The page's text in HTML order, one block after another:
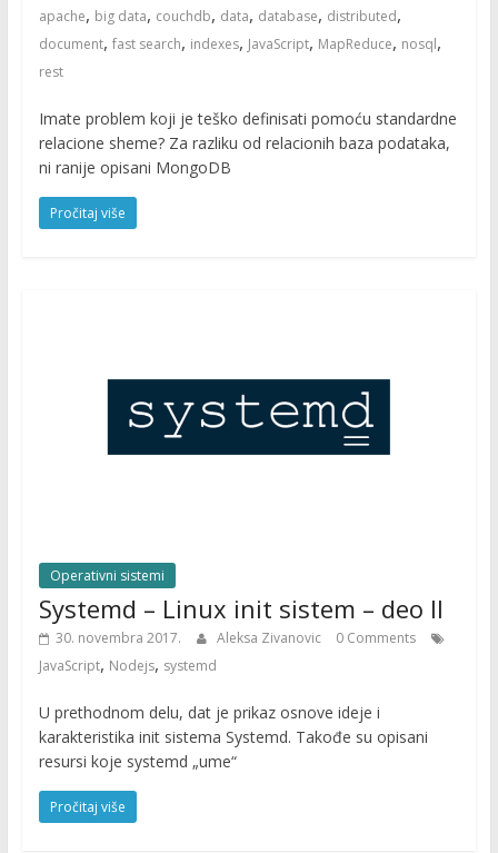
apache, big data, couchdb, data, database, distributed,
document, fast search, indexes, JavaScript, MapReduce, nosql,
rest
Imate problem koji je teško definisati pomoću standardne
relacione sheme? Za razliku od relacionih baza podataka,
ni ranije opisani MongoDB
Pročitaj više
Operativni sistemi
Systemd – Linux init sistem – deo II
30. novembra 2017. Aleksa Zivanovic
0 Comments
JavaScript, Nodejs, systemd
U prethodnom delu, dat je prikaz osnove ideje i
karakteristika init sistema Systemd. Takođe su opisani
resursi koje systemd „ume“
Pročitaj više